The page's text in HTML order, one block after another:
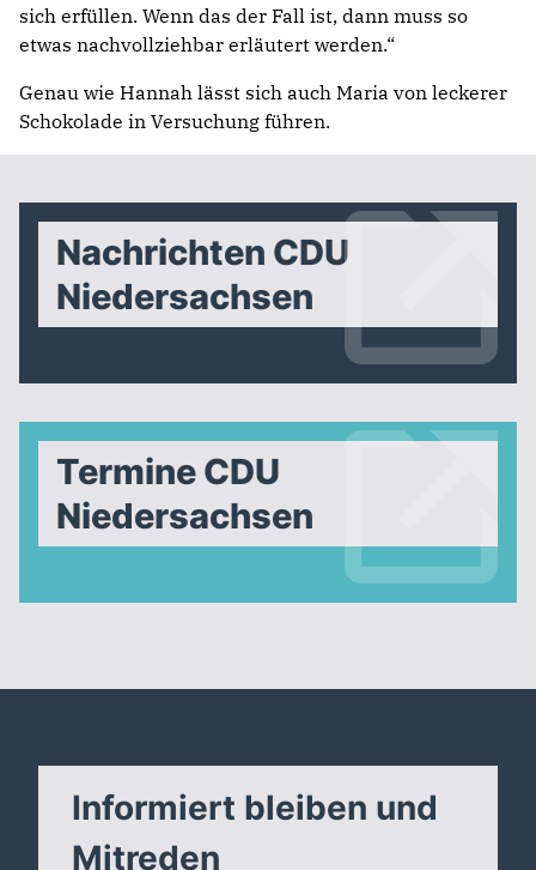
sich erfüllen. Wenn das der Fall ist, dann muss so
etwas nachvollziehbar erläutert werden.“
Genau wie Hannah lässt sich auch Maria von leckerer
Schokolade in Versuchung führen.
Nachrichten CDU
Niedersachsen
Termine CDU
Niedersachsen
Informiert bleiben und
Mitreden